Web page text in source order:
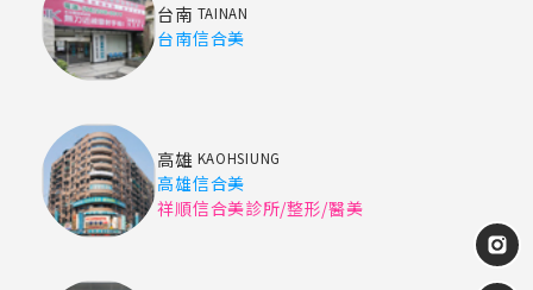
台南 TAINAN
台南信合美
高雄 KAOHSIUNG
高雄信合美
祥順信合美診所/整形/醫美